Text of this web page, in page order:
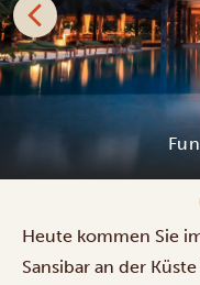
Legendary
Heute kommen Sie
Sansibar an der